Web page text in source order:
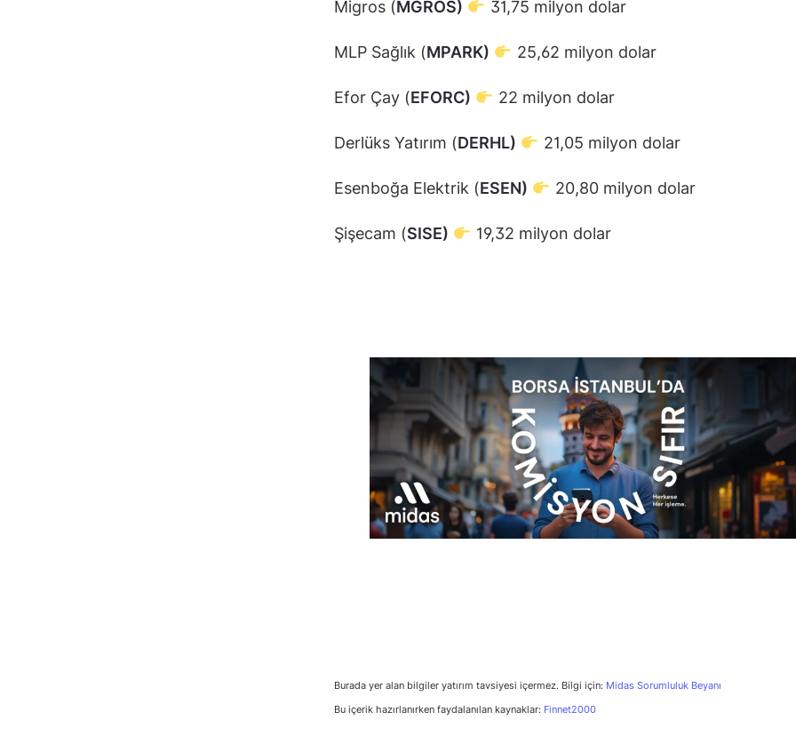
Migros (MGROS) 31,75 milyon dolar
MLP Sağlık (MPARK) 25,62 milyon dolar
Efor Çay (EFORC) 22 milyon dolar
Derlüks Yatırım (DERHL) 21,05 milyon dolar
Esenboğa Elektrik (ESEN) 20,80 milyon dolar
Şişecam (SISE) 19,32 milyon dolar
Burada yer alan bilgiler yatırım tavsiyesi içermez. Bilgi için: Midas Sorumluluk Beyanı
Bu içerik hazırlanırken faydalanılan kaynaklar: Finnet2000